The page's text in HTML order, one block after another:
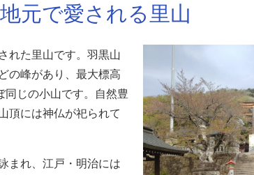
元で愛される里山
れた里山です。羽黒山
の峰があり、最大標高
じの小山です。自然豊
頂には神仏が祀られて
まれ、江戸・明治には